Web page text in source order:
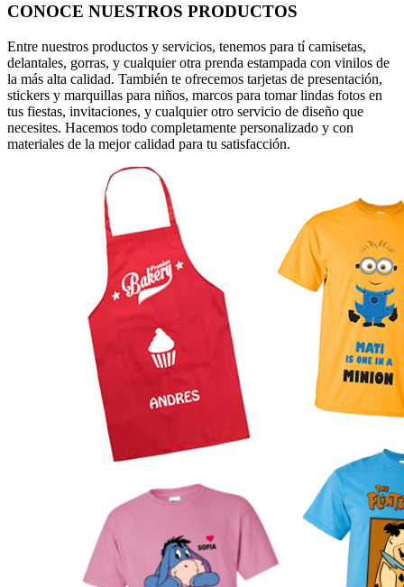
CONOCE NUESTROS PRODUCTOS
Entre nuestros productos y servicios, tenemos para tí camisetas,
delantales, gorras, y cualquier otra prenda estampada con vinilos de
la más alta calidad. También te ofrecemos tarjetas de presentación,
stickers y marquillas para niños, marcos para tomar lindas fotos en
tus fiestas, invitaciones, y cualquier otro servicio de diseño que
necesites. Hacemos todo completamente personalizado y con
materiales de la mejor calidad para tu satisfacción.